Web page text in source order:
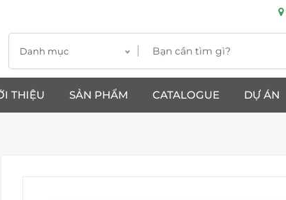
Danh mục
THIỆU SẢN PHẨM CATALOGUE DỰ ÁN